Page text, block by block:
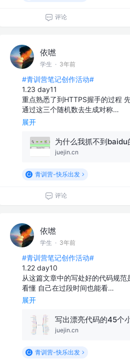
评论
依嘫
学生 · 3年前
#青训营笔记创作活动#
1.23 day11
重点熟悉了到HTTPS握手的过程
通过这三个随机数去生成对称…
展开
为什么我抓不到baidu
juejin.cn
青训营-快乐出发
评论
依嘫
学生 · 3年前
#青训营笔记创作活动#
1.22 day10
从这篇文章中的写处好的代码规范
看懂 自己在过段时间也能看…
展开
写出漂亮代码的45个
juejin.cn
青训营-快乐出发